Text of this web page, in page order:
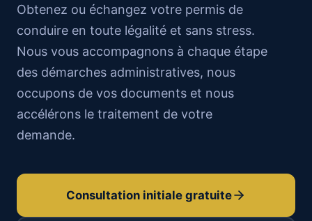
Obtenez ou échangez votre permis de
conduire en toute légalité et sans stress.
Nous vous accompagnons à chaque étape
des démarches administratives, nous
occupons de vos documents et nous
accélérons le traitement de votre
demande.
Consultation initiale gratuite